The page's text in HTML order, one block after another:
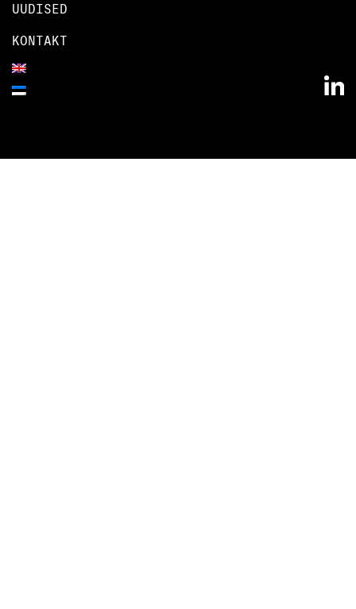
UUDISED
KONTAKT